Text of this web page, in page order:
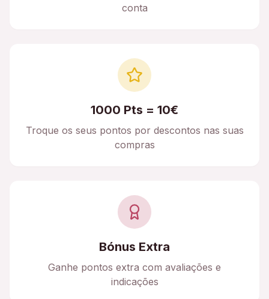
conta
1000 Pts = 10€
Troque os seus pontos por descontos nas suas
compras
Bónus Extra
Ganhe pontos extra com avaliações e
indicações